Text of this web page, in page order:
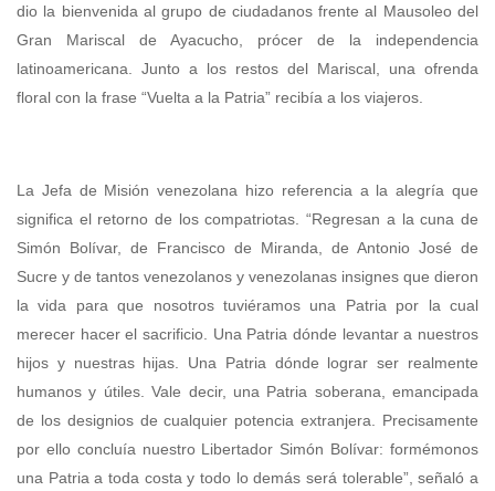
dio la bienvenida al grupo de ciudadanos frente al Mausoleo del
Gran Mariscal de Ayacucho, prócer de la independencia
latinoamericana. Junto a los restos del Mariscal, una ofrenda
floral con la frase “Vuelta a la Patria” recibía a los viajeros.
La Jefa de Misión venezolana hizo referencia a la alegría que
significa el retorno de los compatriotas. “Regresan a la cuna de
Simón Bolívar, de Francisco de Miranda, de Antonio José de
Sucre y de tantos venezolanos y venezolanas insignes que dieron
la vida para que nosotros tuviéramos una Patria por la cual
merecer hacer el sacrificio. Una Patria dónde levantar a nuestros
hijos y nuestras hijas. Una Patria dónde lograr ser realmente
humanos y útiles. Vale decir, una Patria soberana, emancipada
de los designios de cualquier potencia extranjera. Precisamente
por ello concluía nuestro Libertador Simón Bolívar: formémonos
una Patria a toda costa y todo lo demás será tolerable”, señaló a